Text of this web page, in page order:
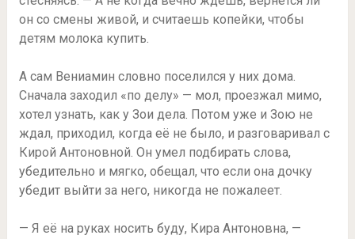
он со смены живой, и считаешь копейки, чтобы
детям молока купить.
А сам Вениамин словно поселился у них дома.
Сначала заходил «по делу» — мол, проезжал мимо,
хотел узнать, как у Зои дела. Потом уже и Зою не
ждал, приходил, когда её не было, и разговаривал с
Кирой Антоновной. Он умел подбирать слова,
убедительно и мягко, обещал, что если она дочку
убедит выйти за него, никогда не пожалеет.
— Я её на руках носить буду, Кира Антоновна, —